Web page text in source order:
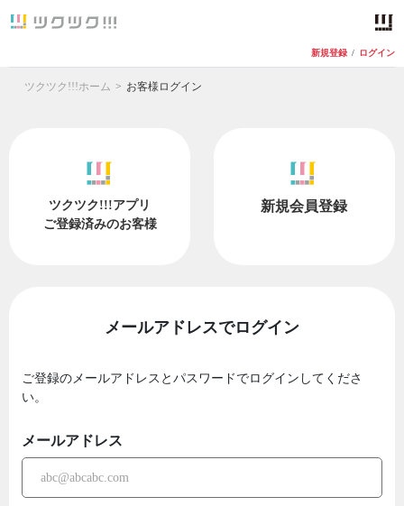
新規登録 / ログイン
ツクツク!!!ホーム お客様ログイン
ツクツク!!!アプリ
ご登録済みのお客様
新規会員登録
メールアドレスでログイン
ご登録のメールアドレスとパスワードでログインしてくださ
い。
メールアドレス